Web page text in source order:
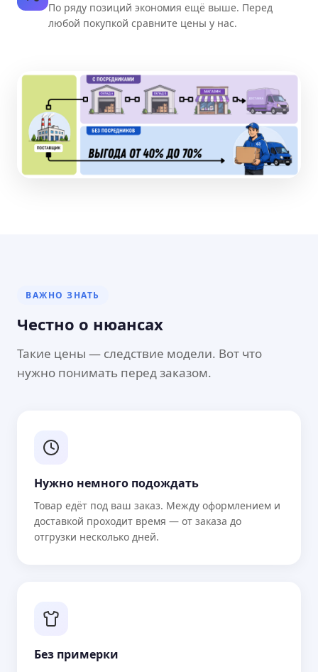
По ряду позиций экономия ещё выше. Перед
любой покупкой сравните цены у нас.
ВАЖНО ЗНАТЬ
Честно о нюансах
Такие цены — следствие модели. Вот что
нужно понимать перед заказом.
Нужно немного подождать
Товар едёт под ваш заказ. Между оформлением и
доставкой проходит время — от заказа до
отгрузки несколько дней.
Без примерки